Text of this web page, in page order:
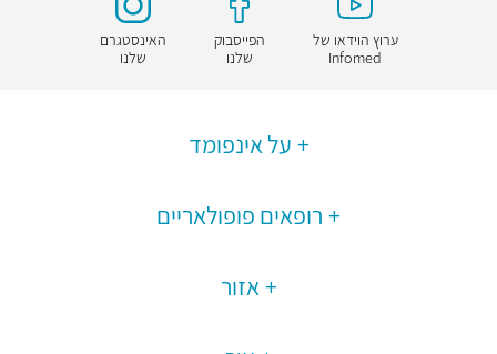
ערוץ הוידאו של
Infomed
הפייסבוק
שלנו
האינסטגרם
שלנו
על אינפומד
רופאים פופולאריים
אזור